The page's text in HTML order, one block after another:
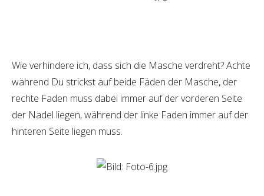
Wie verhindere ich, dass sich die Masche verdreht? Achte
während Du strickst auf beide Fäden der Masche, der
rechte Faden muss dabei immer auf der vorderen Seite
der Nadel liegen, während der linke Faden immer auf der
hinteren Seite liegen muss.